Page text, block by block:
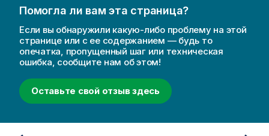
Помогла ли вам эта страница?
Если вы обнаружили какую-либо проблему на этой
странице или с ее содержанием — будь то
опечатка, пропущенный шаг или техническая
ошибка, сообщите нам об этом!
Оставьте свой отзыв здесь